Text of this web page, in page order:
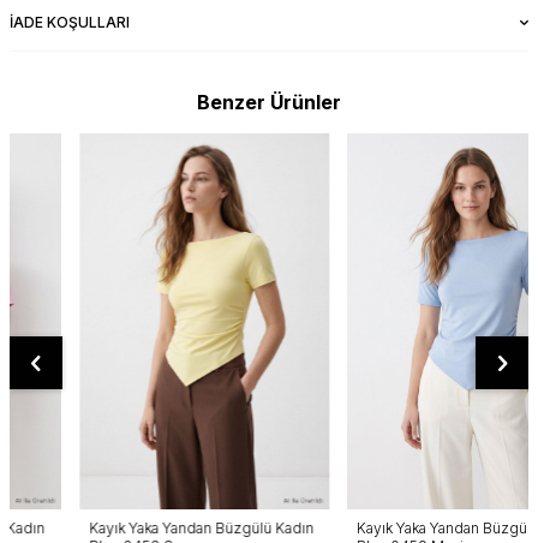
İADE KOŞULLARI
Benzer Ürünler
Kayık Yaka Yandan Büzgülü Kadın
Kayık Yaka Yandan Büzgülü Kadın